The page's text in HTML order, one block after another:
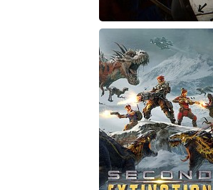
The Viking